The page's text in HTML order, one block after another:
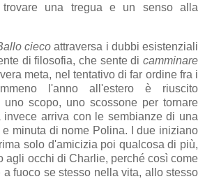
trovare una tregua e un senso alla
ciecoattraversa i dubbi esistenziali
di filosofia, che sente di camminare
meta, nel tentativo di far ordine fra i
l'anno all'estero è riuscito
scopo, uno scossone per tornare
arriva con le sembianze di una
e minuta di nome Polina. I due iniziano
solo d'amicizia poi qualcosa di più,
agli occhi di Charlie, perché così come
a fuoco se stesso nella vita, allo stesso